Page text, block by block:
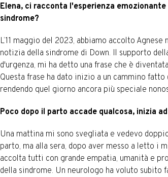
Elena, ci racconta l'esperienza
sindrome?
L’11 maggio del 2023, abbiamo accolto
notizia della sindrome di Down. Il supporto
d'urgenza, mi ha detto una frase che è
Questa frase ha dato inizio a un cammino
rendendo quel giorno ancora più speciale
Poco dopo il parto accade qualcosa, inizia
Una mattina mi sono svegliata e vedevo
parto, ma alla sera, dopo aver messo a letto i
accolta tutti con grande empatia, umanità e
della sindrome. Un neurologo ha voluto subito